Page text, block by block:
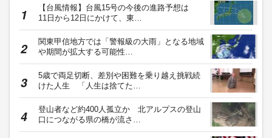
【台風情報】台風15号の今後の進路予想は
11日から12日にかけて、東…
関東甲信地方では「警報級の大雨」となる地域
や期間が拡大する可能性…
5歳で両足切断、差別や困難を乗り越え挑戦続
けた人生 「人生は捨てた…
登山者など約400人孤立か 北アルプスの登山
口につながる県の橋が流さ…